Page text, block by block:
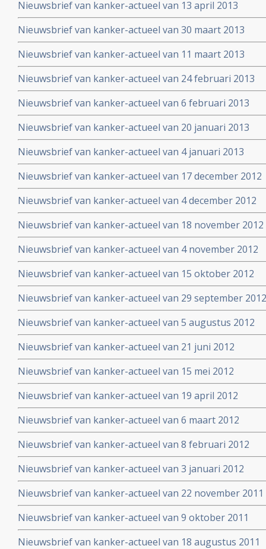
Nieuwsbrief van kanker-actueel van 13 april 2013
Nieuwsbrief van kanker-actueel van 30 maart 2013
Nieuwsbrief van kanker-actueel van 11 maart 2013
Nieuwsbrief van kanker-actueel van 24 februari 2013
Nieuwsbrief van kanker-actueel van 6 februari 2013
Nieuwsbrief van kanker-actueel van 20 januari 2013
Nieuwsbrief van kanker-actueel van 4 januari 2013
Nieuwsbrief van kanker-actueel van 17 december 2012
Nieuwsbrief van kanker-actueel van 4 december 2012
Nieuwsbrief van kanker-actueel van 18 november 2012
Nieuwsbrief van kanker-actueel van 4 november 2012
Nieuwsbrief van kanker-actueel van 15 oktober 2012
Nieuwsbrief van kanker-actueel van 29 september
Nieuwsbrief van kanker-actueel van 5 augustus 2012
Nieuwsbrief van kanker-actueel van 21 juni 2012
Nieuwsbrief van kanker-actueel van 15 mei 2012
Nieuwsbrief van kanker-actueel van 19 april 2012
Nieuwsbrief van kanker-actueel van 6 maart 2012
Nieuwsbrief van kanker-actueel van 8 februari 2012
Nieuwsbrief van kanker-actueel van 3 januari 2012
Nieuwsbrief van kanker-actueel van 22 november 2011
Nieuwsbrief van kanker-actueel van 9 oktober 2011
Nieuwsbrief van kanker-actueel van 18 augustus 2011